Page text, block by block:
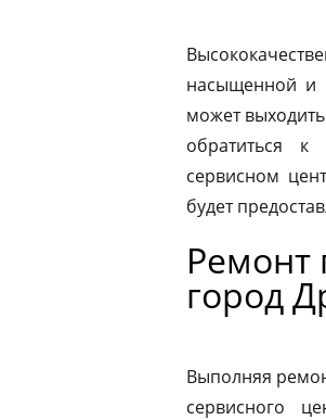
насыщенной и
может
обратиться
сервисном
будет
Ремонт
город
Выполняя
сервисного